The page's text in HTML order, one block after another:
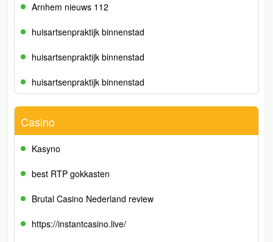
Arnhem nieuws 112
huisartsenpraktijk binnenstad
huisartsenpraktijk binnenstad
huisartsenpraktijk binnenstad
Casino
Kasyno
best RTP gokkasten
Brutal Casino Nederland review
https://instantcasino.live/